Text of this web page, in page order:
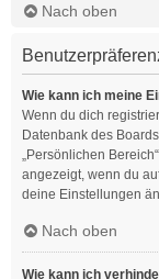
Nach oben
Wie kann ich meine
Wenn du dich
Datenbank des
„Persönlichen
angezeigt, wenn du
deine Einstellungen
Nach oben
Wie kann ich